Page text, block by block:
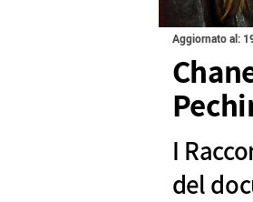
Aggiornato al:
I
del